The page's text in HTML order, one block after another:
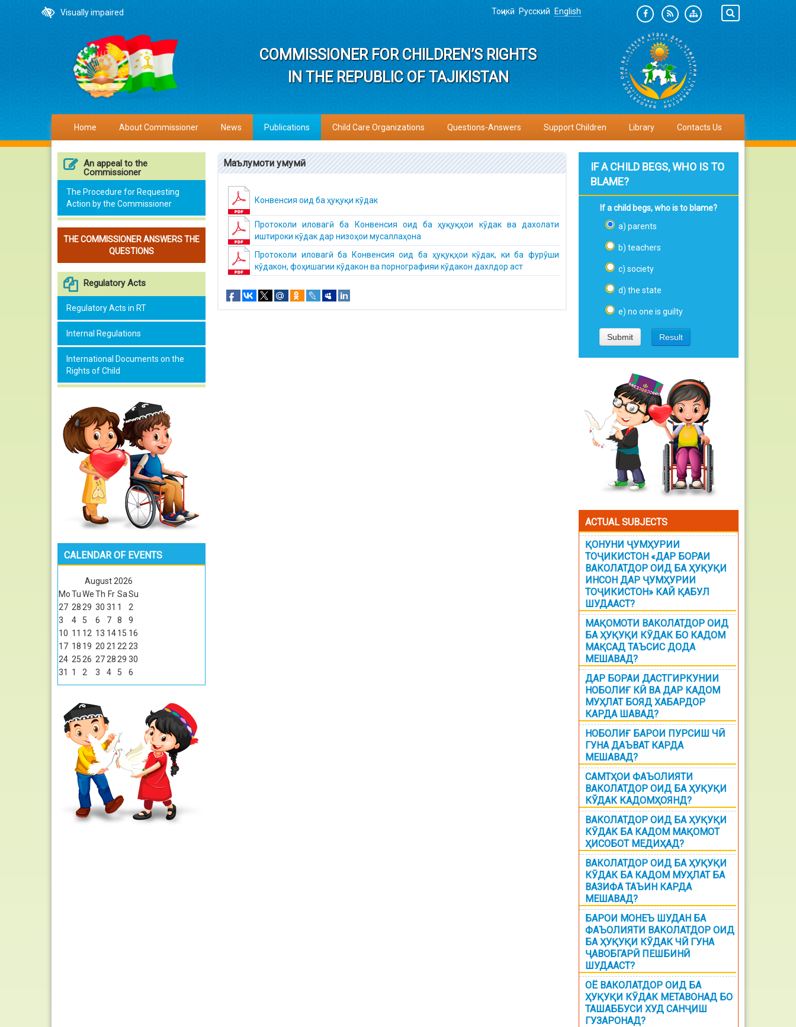
Visually impaired Тоҷикӣ Русский English
COMMISSIONER FOR CHILDREN’S RIGHTS
IN THE REPUBLIC OF TAJIKISTAN
Home About Commissioner News Publications Child Care Organizations Questions-Answers Support Children Library Contacts Us
An appeal to the
Commissioner
The Procedure for Requesting
Action by the Commissioner
THE COMMISSIONER ANSWERS THE
QUESTIONS
Regulatory Acts
Regulatory Acts in RT
Internal Regulations
International Documents on the
Rights of Child
CALENDAR OF EVENTS
August 2026
MoTuWeTh Fr SaSu
27 28 29 30 31 1
2
3
4 5 6 7 8
9
10 11 12 13 1415 16
17 18 19 20 21 22 23
24 25 26 27 28 29 30
31
1 2 3 4 5 6
Маълумоти умумӣ
Конвенсия оид ба ҳуқуқи кӯдак
Протоколи иловагӣ ба Конвенсия оид ба ҳуқуқҳои кӯдак ва дахолати
иштироки кӯдак дар низоҳои мусаллаҳона
Протоколи иловагӣ ба Конвенсия оид ба ҳуқуқҳои кӯдак, ки ба фурӯши
кӯдакон, фоҳишагии кӯдакон ва порнографияи кӯдакон дахлдор аст
IF A CHILD BEGS, WHO IS TO
BLAME?
If a child begs, who is to blame?
a) parents
b) teachers
c) society
d) the state
e) no one is guilty
ACTUAL SUBJECTS
ҚОНУНИ ҶУМҲУРИИ
ТОҶИКИСТОН «ДАР БОРАИ
ВАКОЛАТДОР ОИД БА ҲУҚУҚИ
ИНСОН ДАР ҶУМҲУРИИ
ТОҶИКИСТОН» КАЙ ҚАБУЛ
ШУДААСТ?
МАҚОМОТИ ВАКОЛАТДОР ОИД
БА ҲУҚУҚИ КӮДАК БО КАДОМ
МАҚСАД ТАЪСИС ДОДА
МЕШАВАД?
ДАР БОРАИ ДАСТГИРКУНИИ
НОБОЛИҒ КӢ ВА ДАР КАДОМ
МУҲЛАТ БОЯД ХАБАРДОР
КАРДА ШАВАД?
НОБОЛИҒ БАРОИ ПУРСИШ ЧӢ
ГУНА ДАЪВАТ КАРДА
МЕШАВАД?
САМТҲОИ ФАЪОЛИЯТИ
ВАКОЛАТДОР ОИД БА ҲУҚУҚИ
КЎДАК КАДОМҲОЯНД?
ВАКОЛАТДОР ОИД БА ҲУҚУҚИ
КӮДАК БА КАДОМ МАҚОМОТ
ҲИСОБОТ МЕДИҲАД?
ВАКОЛАТДОР ОИД БА ҲУҚУҚИ
КӮДАК БА КАДОМ МУҲЛАТ БА
ВАЗИФА ТАЪИН КАРДА
МЕШАВАД?
БАРОИ МОНЕЪ ШУДАН БА
ФАЪОЛИЯТИ ВАКОЛАТДОР ОИД
БА ҲУҚУҚИ КӮДАК ЧӢ ГУНА
ҶАВОБГАРӢ ПЕШБИНӢ
ШУДААСТ?
ОЁ ВАКОЛАТДОР ОИД БА
ҲУҚУҚИ КӮДАК МЕТАВОНАД БО
ТАШАББУСИ ХУД САНҶИШ
ГУЗАРОНАД?